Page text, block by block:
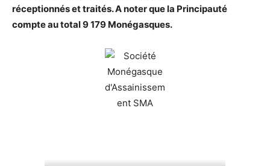
réceptionnés et traités. A noter que la Principauté
compte au total 9 179 Monégasques.